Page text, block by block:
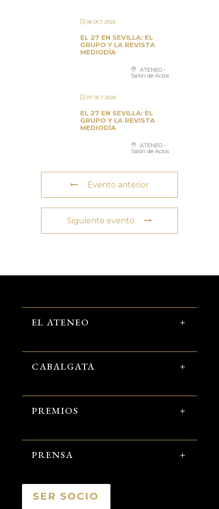
06 OCT 2026
EL 27 EN SEVILLA: EL
GRUPO Y LA REVISTA
MEDIODÍA
ATENEO -
Salón de Actos
07 OCT 2026
EL 27 EN SEVILLA: EL
GRUPO Y LA REVISTA
MEDIODÍA
ATENEO -
Salón de Actos
Evento anterior
Siguiente evento
EL ATENEO
CABALGATA
PREMIOS
PRENSA
SER SOCIO